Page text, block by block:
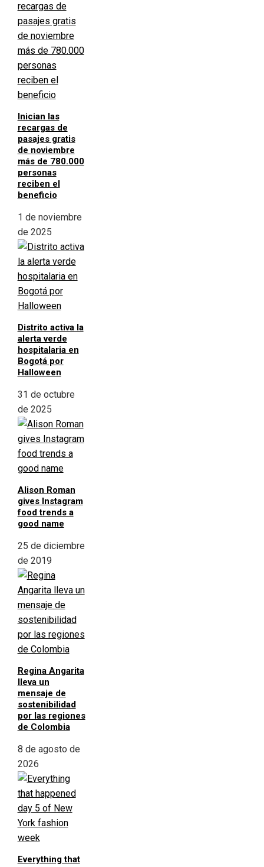
Inician las
recargas de
pasajes gratis
de noviembre
más de 780.000
personas
reciben el
beneficio
1 de noviembre
de 2025
Distrito activa la
alerta verde
hospitalaria en
Bogotá por
Halloween
31 de octubre
de 2025
Alison Roman
gives Instagram
food trends a
good name
25 de diciembre
de 2019
Regina Angarita
lleva un
mensaje de
sostenibilidad
por las regiones
de Colombia
8 de agosto de
2026
Everything that